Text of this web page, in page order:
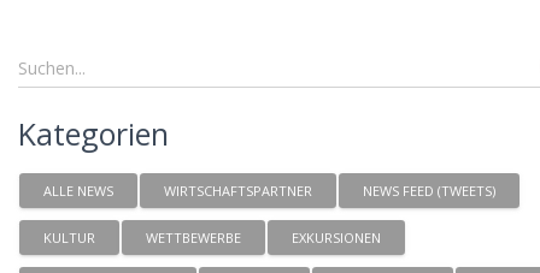
Kategorien
ALLE NEWS WIRTSCHAFTSPARTNER NEWS FEED (TWEETS)
KULTUR WETTBEWERBE EXKURSIONEN